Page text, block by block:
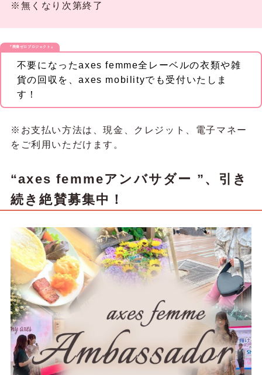
※無くなり次第終了
『廃棄ゼロプロジェクト』
不要になったaxes femme全レーベルの衣類や雑
貨の回収を、axes mobilityでも受付いたしま
す！
※お支払い方法は、現金、クレジット、電子マネー
をご利用いただけます。
“axes femmeアンバサダー ”、引き
続き絶賛募集中！